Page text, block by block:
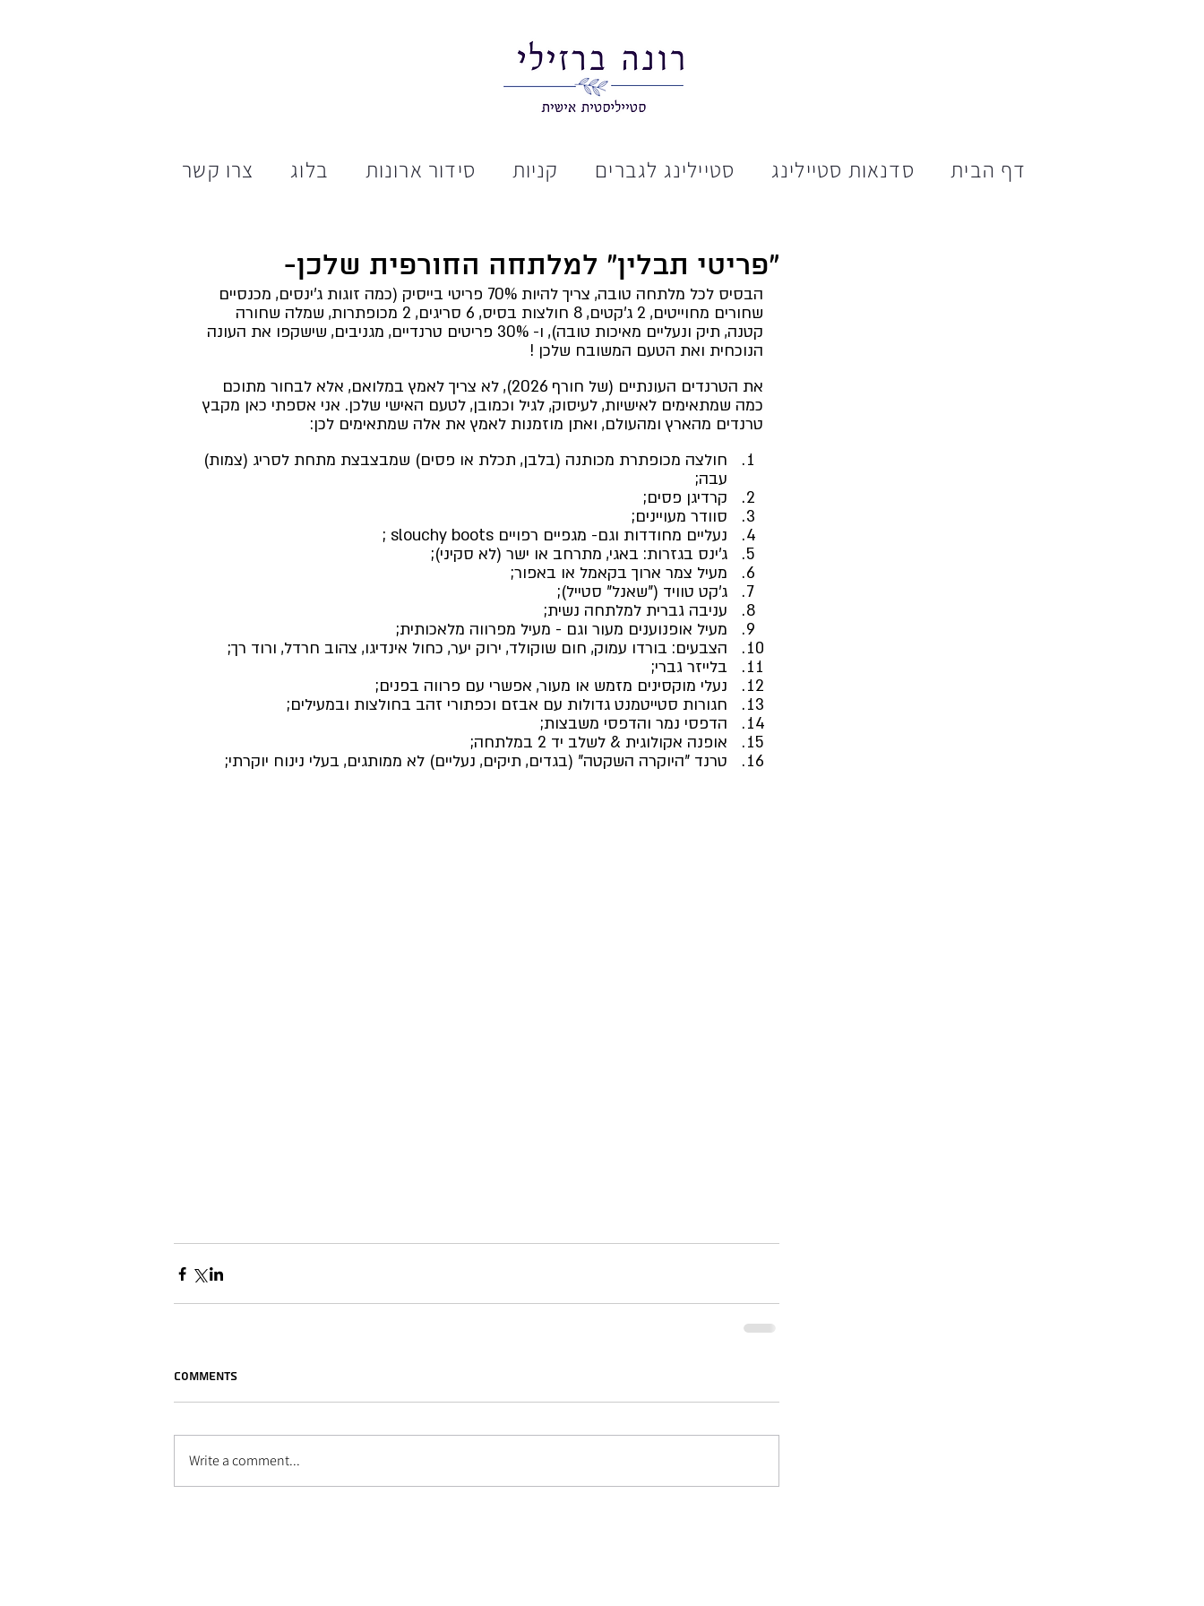
דף הבית סדנאות סטיילינג סטיילינג לגברים קניות סידור ארונות בלוג צרו קשר
"פריטי תבלין" למלתחה החורפית שלכן-
הבסיס לכל מלתחה טובה, צריך להיות 70% פריטי בייסיק (כמה זוגות ג'ינסים, מכנסיים
שחורים מחוייטים, 2 ג'קטים, 8 חולצות בסיס, 6 סריגים, 2 מכופתרות, שמלה שחורה
קטנה, תיק ונעליים מאיכות טובה), ו- 30% פריטים טרנדיים, מגניבים, שישקפו את העונה
הנוכחית ואת הטעם המשובח שלכן !
את הטרנדים העונתיים (של חורף 2026), לא צריך לאמץ במלואם, אלא לבחור מתוכם
כמה שמתאימים לאישיות, לעיסוק, לגיל וכמובן, לטעם האישי שלכן. אני אספתי כאן מקבץ
טרנדים מהארץ ומהעולם, ואתן מוזמנות לאמץ את אלה שמתאימים לכן:
חולצה מכופתרת מכותנה (בלבן, תכלת או פסים) שמבצבצת מתחת לסריג (צמות)
עבה;
קרדיגן פסים;
סוודר מעויינים;
נעליים מחודדות וגם- מגפיים רפויים slouchy boots ;
ג'ינס בגזרות: באגי, מתרחב או ישר (לא סקיני);
מעיל צמר ארוך בקאמל או באפור;
ג'קט טוויד ("שאנל" סטייל);
עניבה גברית למלתחה נשית;
מעיל אופנוענים מעור וגם - מעיל מפרווה מלאכותית;
הצבעים: בורדו עמוק, חום שוקולד, ירוק יער, כחול אינדיגו, צהוב חרדל, ורוד רך;
בלייזר גברי;
נעלי מוקסינים מזמש או מעור, אפשרי עם פרווה בפנים;
חגורות סטייטמנט גדולות עם אבזם וכפתורי זהב בחולצות ובמעילים;
הדפסי נמר והדפסי משבצות;
אופנה אקולוגית & לשלב יד 2 במלתחה;
טרנד "היוקרה השקטה" (בגדים, תיקים, נעליים) לא ממותגים, בעלי נינוח יוקרתי;
Comments
Write a comment...